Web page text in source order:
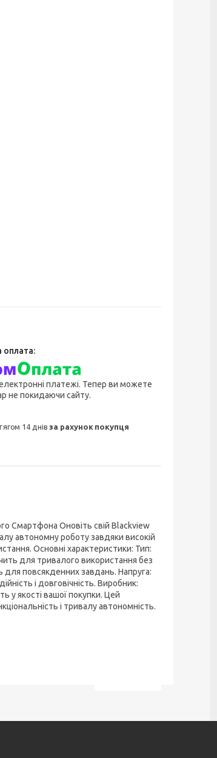
платежі. Тепер ви можете
не покидаючи сайту.
14 днівза рахунок покупця
Смартфона Оновіть свій Blackview
автономну роботу завдяки високій
Основні характеристики: Тип:
для тривалого використання без
для повсякденних завдань. Напруга:
і довговічність. Виробник:
у якості вашої покупки. Цей
і тривалу автономність.